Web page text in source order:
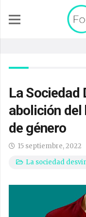
La Sociedad
abolición
de género
15 septiembre, 2022
La sociedad